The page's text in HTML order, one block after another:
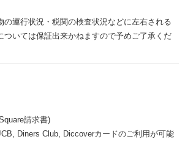
運行状況・税関の検査状況などに左右される
ついては保証出来かねますので予めご了承くだ
請求書)
Diners Club, Diccoverカードのご利用が可能